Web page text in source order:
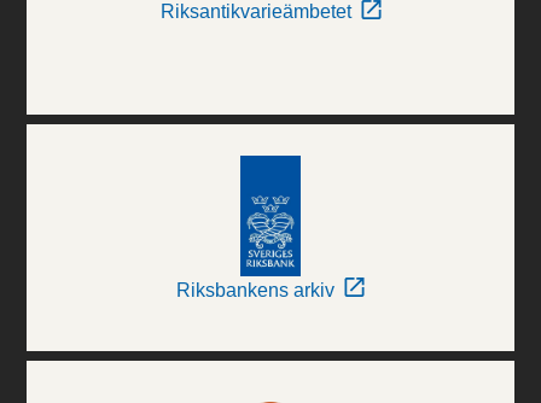
Riksantikvarieämbetet
Riksbankens arkiv